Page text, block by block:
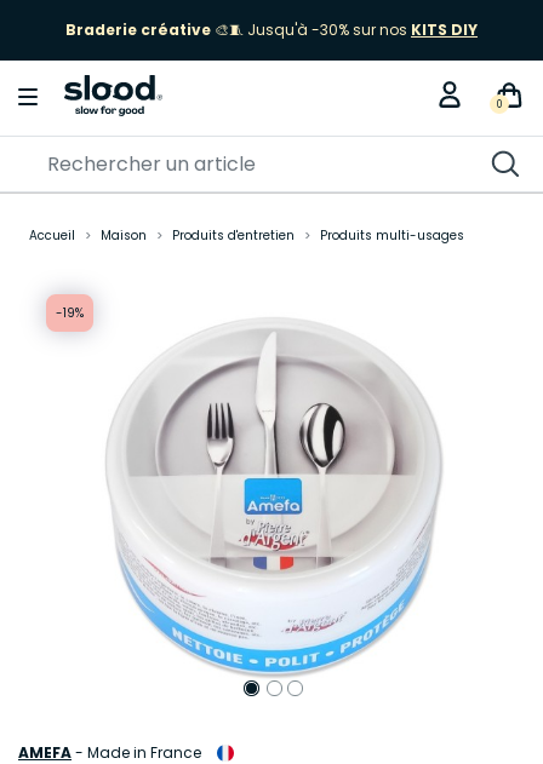
Braderie créative 🎨🧵 Jusqu'à -30% sur nos KITS DIY
0
Accueil Maison Produits d'entretien Produits multi-usages
-19%
AMEFA- Made in France